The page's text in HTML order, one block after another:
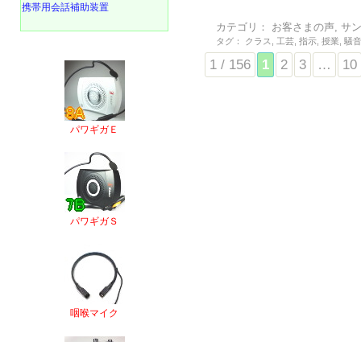
カテゴリ： お客さまの声 ,サ
タグ： クラス 工芸 ,指示 ,授業 ,騒
1 / 156 1 2 3 … 10
携帯用会話補助装置
パワギガＥ
パワギガＳ
咽喉マイク